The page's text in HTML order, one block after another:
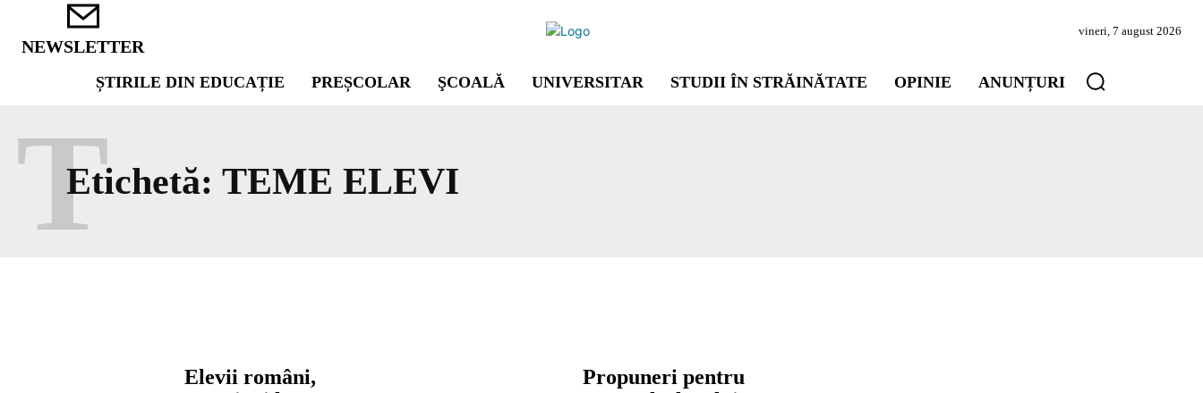
NEWSLETTER
vineri, 7 august 2026
ȘTIRILE DIN EDUCAȚIE PREȘCOLAR ŞCOALĂ UNIVERSITAR STUDII ÎN STRĂINĂTATE OPINIE ANUNȚURI
Etichetă: TEME ELEVI
T
Elevii români,
Propuneri pentru